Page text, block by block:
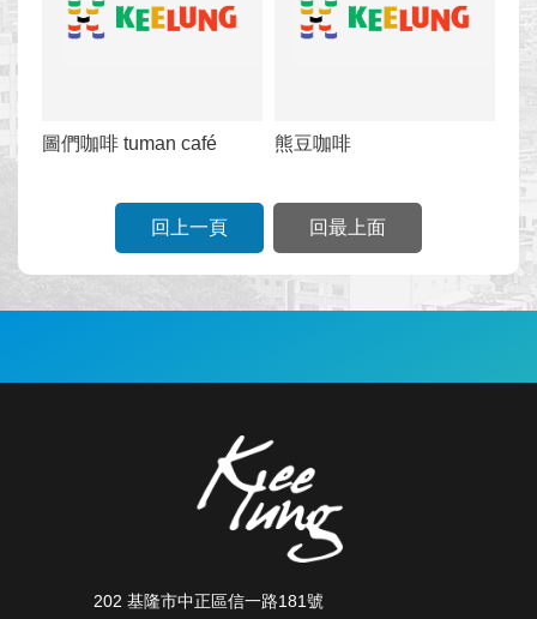
圖們咖啡 tuman café 熊豆咖啡
回上一頁 回最上面
202 基隆市中正區信一路181號